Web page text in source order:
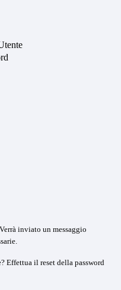
Verrà inviato un messaggio
Effettua il reset della password